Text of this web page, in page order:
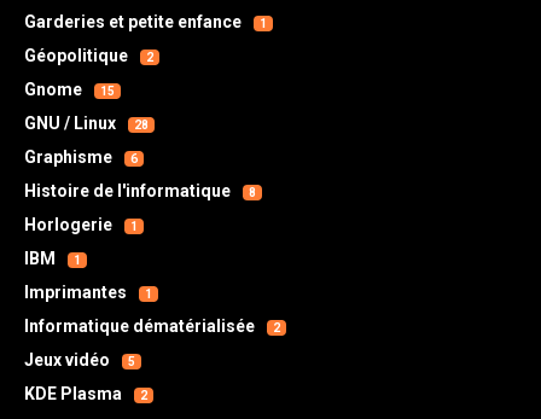
Garderies et petite enfance 1
Géopolitique 2
Gnome 15
GNU / Linux 28
Graphisme 6
Histoire de l'informatique 8
Horlogerie 1
IBM 1
Imprimantes 1
Informatique dématérialisée 2
Jeux vidéo 5
KDE Plasma 2